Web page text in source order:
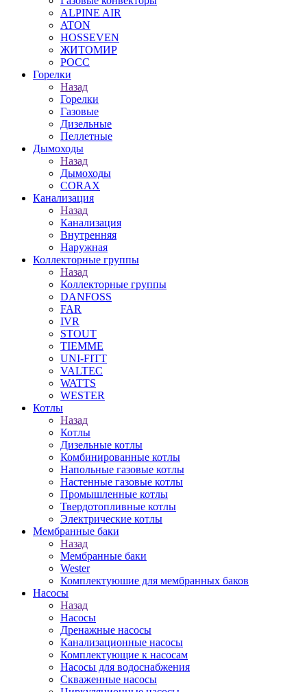
ALPINE AIR
ATON
HOSSEVEN
ЖИТОМИР
РОСС
Горелки
Назад
Горелки
Газовые
Дизельные
Пеллетные
Дымоходы
Назад
Дымоходы
CORAX
Канализация
Назад
Канализация
Внутренняя
Наружная
Коллекторные группы
Назад
Коллекторные группы
DANFOSS
FAR
IVR
STOUT
TIEMME
UNI-FITT
VALTEC
WATTS
WESTER
Котлы
Назад
Котлы
Дизельные котлы
Комбинированные котлы
Напольные газовые котлы
Настенные газовые котлы
Промышленные котлы
Твердотопливные котлы
Электрические котлы
Мембранные баки
Назад
Мембранные баки
Wester
Комплектуюшие для мембранных баков
Насосы
Назад
Насосы
Дренажные насосы
Канализационные насосы
Комплектующие к насосам
Насосы для водоснабжения
Скваженные насосы